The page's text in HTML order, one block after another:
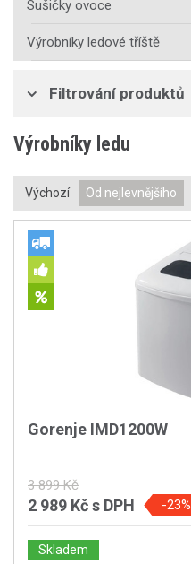
Sušičky ovoce
Výrobníky ledové tříště
Filtrování produktů
Výrobníky ledu
Výchozí Od nejlevnějšího
Gorenje IMD1200W
3 899 Kč
2 989 Kčs DPH -23%
Skladem